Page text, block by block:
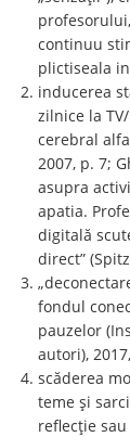
continuu
plictiseala
inducerea
zilnice la
cerebral
2007, p. 7;
asupra
apatia.
digitală
direct”
fondul
pauzelor
autori),
scăderea
teme și
reflecție